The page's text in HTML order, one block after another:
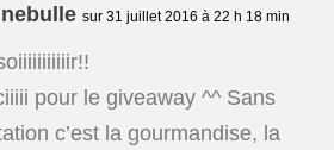
sur 31 juillet 2016 à 22 h 18 min
pour le giveaway ^^ Sans
c’est la gourmandise, la